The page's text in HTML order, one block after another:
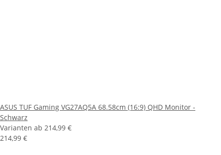
ASUS TUF Gaming VG27AQ5A 68.58cm (16:9) QHD Monitor -
Schwarz
Varianten ab 214,99 €
214,99 €